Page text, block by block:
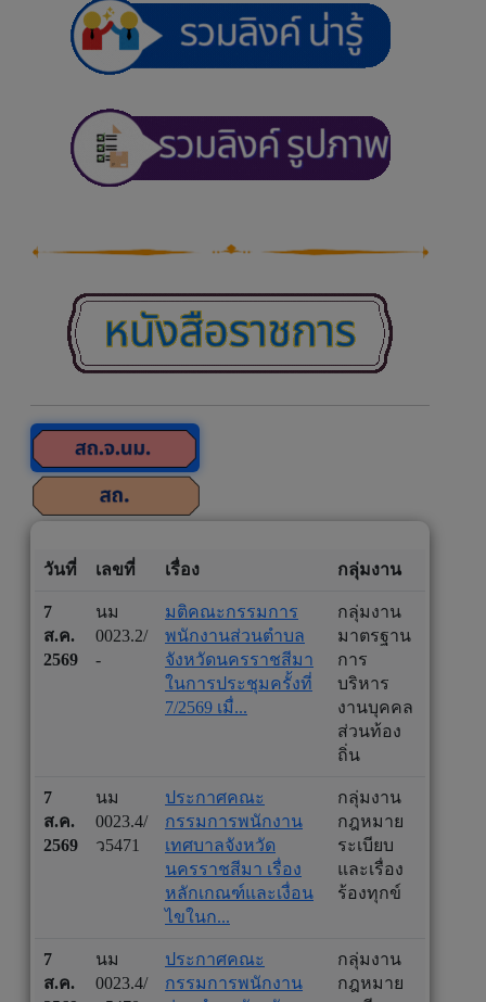
วันที่ เลขที่ เรื่อง กลุ่มงาน
7
ส.ค.
2569
นม
0023.2/
-
มติคณะกรรมการ
พนักงานส่วนตำบล
จังหวัดนครราชสีมา
ในการประชุมครั้งที่
7/2569 เมื่...
กลุ่มงาน
มาตรฐาน
การ
บริหาร
งานบุคคล
ส่วนท้อง
ถิ่น
7
ส.ค.
2569
นม
0023.4/
ว5471
ประกาศคณะ
กรรมการพนักงาน
เทศบาลจังหวัด
นครราชสีมา เรื่อง
หลักเกณฑ์และเงื่อน
ไขในก...
กลุ่มงาน
กฎหมาย
ระเบียบ
และเรื่อง
ร้องทุกข์
7
ส.ค.
นม
0023.4/
ประกาศคณะ
กรรมการพนักงาน
กลุ่มงาน
กฎหมาย